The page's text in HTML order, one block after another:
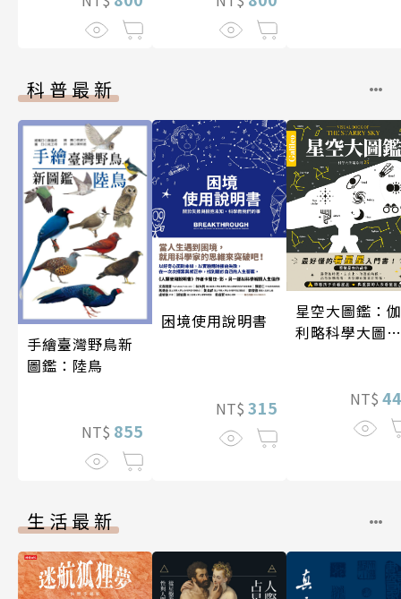
科普最新
手繪臺灣野鳥新
圖鑑：陸鳥
NT$ 855
困境使用說明書
NT$ 315
星空大圖鑑：伽
利略科學大圖鑑
NT$
生活最新